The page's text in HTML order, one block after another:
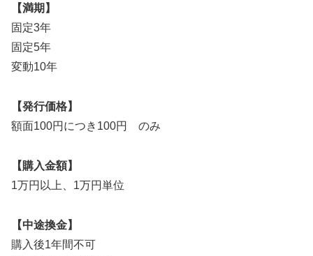
【満期】
固定3年
固定5年
変動10年
【発行価格】
額面100円につき100円 のみ
【購入金額】
1万円以上、1万円単位
【中途換金】
購入後1年間不可